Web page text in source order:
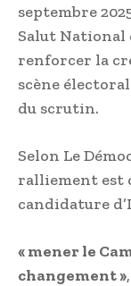
septembre
Salut National
renforcer la
scène
du scrutin.
Selon Le
ralliement est
candidature
« mener le
changement »